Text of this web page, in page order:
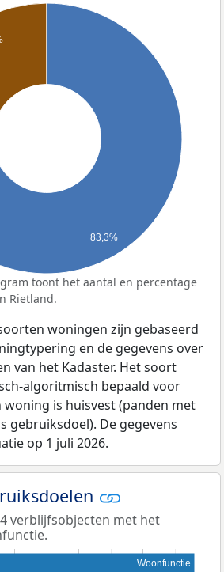
83,3%
toont het aantal en percentage
Rietland.
woningen zijn gebaseerd
en de gegevens over
van het Kadaster. Het soort
algoritmisch bepaald voor
woning is huisvest (panden met
gebruiksdoel). De gegevens
op 1 juli 2026.
verblijfsobjecten met het
Woonfunctie